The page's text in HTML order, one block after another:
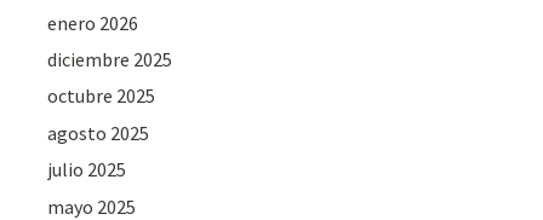
enero 2026
diciembre 2025
octubre 2025
agosto 2025
julio 2025
mayo 2025